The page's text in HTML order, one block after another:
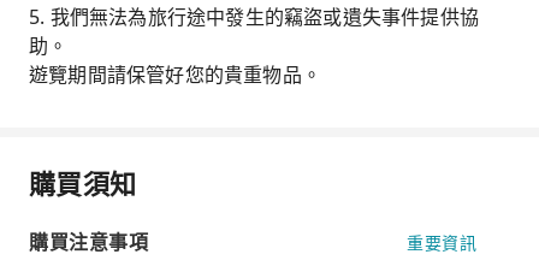
5. 我們無法為旅行途中發生的竊盜或遺失事件提供協
助。
遊覽期間請保管好您的貴重物品。
購買須知
購買注意事項 重要資訊